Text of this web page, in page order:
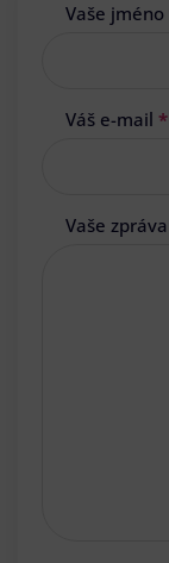
Vaše jméno
Váš e-mail *
Vaše zpráva